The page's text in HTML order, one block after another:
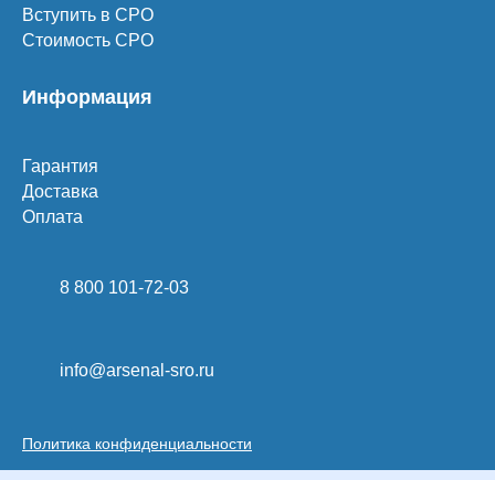
Политика конфиденциальности
Вступить в СРО
Стоимость СРО
Информация
Гарантия
Доставка
Оплата
8 800 101-72-03
info@arsenal-sro.ru